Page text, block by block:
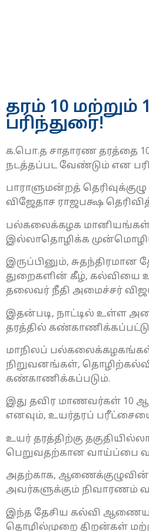
தரம் 10
பரிந்துரை!
க.பொ.த சாதாரண தரத்தை
நடத்தப்பட வேண்டும் என
பாராளுமன்றத்
விஜேதாச ராஜபக்ஷ
பல்கலைக்கழக மானியங்கள்
இல்லாதொழிக்க
இருப்பினும்,
துறைகளின் கீழ், கல்வியை
தலைவர் நீதி அமைச்சர்
இதன்படி, நாட்டில் உள்ள
தரத்தில் கண்காணிக்கப்பட்டு
மாநிலப்
நிறுவனங்கள்,
கண்காணிக்கப்படும்.
இது தவிர மாணவர்கள் 10
எனவும், உயர்தரப் பரீட்சையை
உயர் தரத்திற்கு
பெறுவதற்கான வாய்ப்பை
அதற்காக, ஆணைக்குழுவின்
அவர்களுக்கும் நிவாரணம்
இந்த தேசிய கல்வி ஆணையம்
தொழில்முறை திறன்கள்